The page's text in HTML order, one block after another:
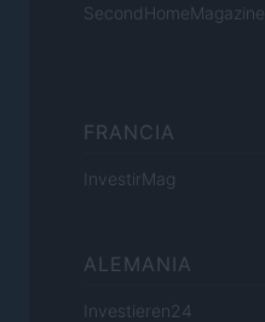
SecondHomeMagazine
FRANCIA
InvestirMag
ALEMANIA
Investieren24